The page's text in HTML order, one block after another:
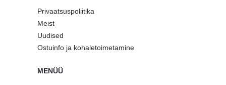
Privaatsuspoliitika
Meist
Uudised
Ostuinfo ja kohaletoimetamine
MENÜÜ